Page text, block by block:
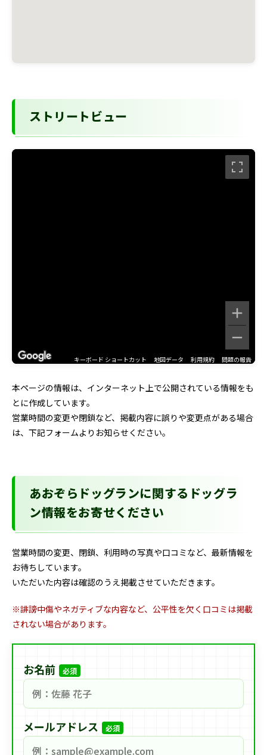
ストリートビュー
キーボード ショートカット 地図データ 利用規約 問題の報告
本ページの情報は、インターネット上で公開されている情報をも
とに作成しています。
営業時間の変更や閉鎖など、掲載内容に誤りや変更点がある場合
は、下記フォームよりお知らせください。
あおぞらドッグランに関するドッグラ
ン情報をお寄せください
営業時間の変更、閉鎖、利用時の写真や口コミなど、最新情報を
お待ちしています。
いただいた内容は確認のうえ掲載させていただきます。
※誹謗中傷やネガティブな内容など、公平性を欠く口コミは掲載
されない場合があります。
お名前 必須
メールアドレス 必須